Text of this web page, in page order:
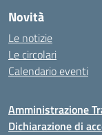
Novità
Le notizie
Le circolari
Calendario eventi
Amministrazione
Dichiarazione di